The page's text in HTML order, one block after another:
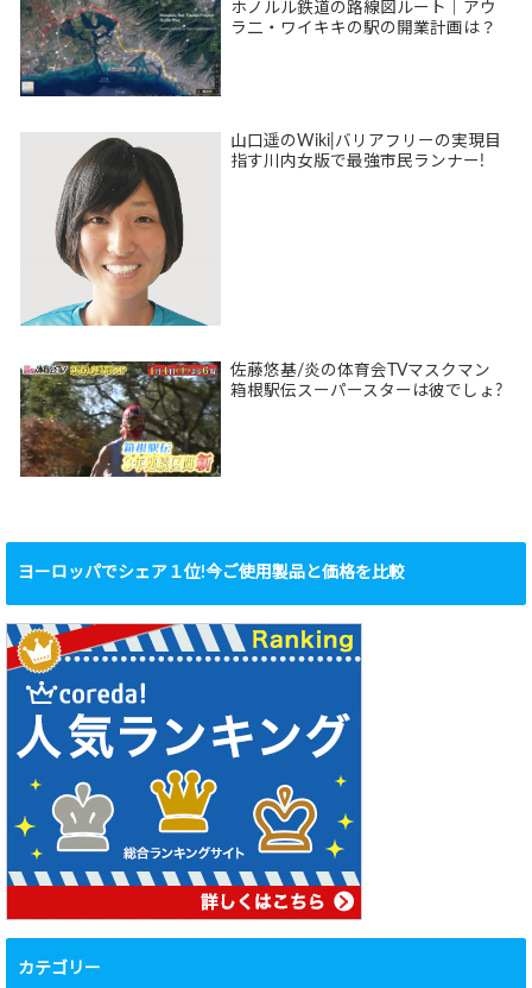
ホノルル鉄道の路線図ルート｜アウ
ラ二・ワイキキの駅の開業計画は？
山口遥のWiki|バリアフリーの実現目
指す川内女版で最強市民ランナー!
佐藤悠基/炎の体育会TVマスクマン
箱根駅伝スーパースターは彼でしょ?
ヨーロッパでシェア１位!今ご使用製品と価格を比較
カテゴリー